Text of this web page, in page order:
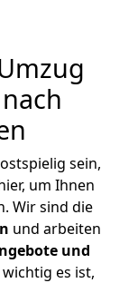
sein,
um Ihnen
Wir sind die
und arbeiten
und
es ist,